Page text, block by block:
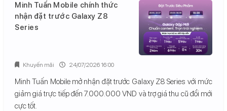
Minh Tuấn Mobile chính thức
nhận đặt trước Galaxy Z8
Series
Minh Tuấn Mobile mở nhận đặt trước Galaxy Z8 Series với mức
giảm giá trực tiếp đến 7.000.000 VND và trợ giá thu cũ đổi mới
cực tốt.
Khuyến mãi 24/07/2026 16:00